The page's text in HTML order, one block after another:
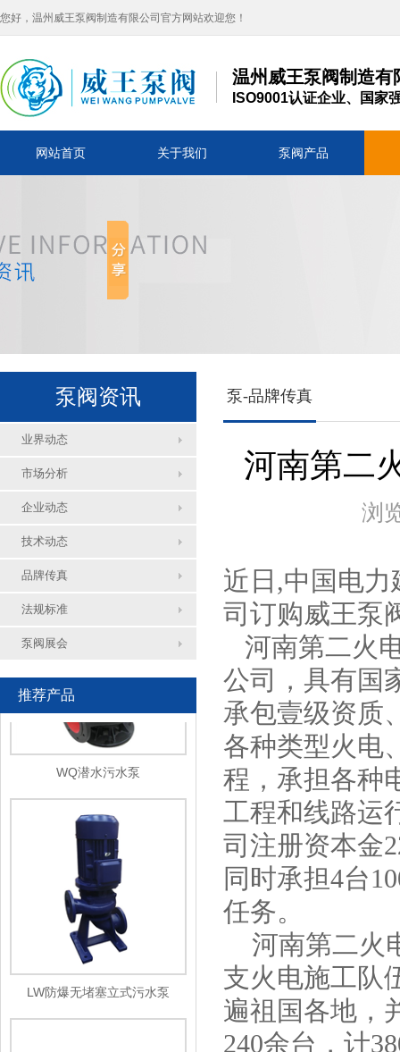
您好，温州威王泵阀制造有限公司官方网站欢迎您！
温州威王泵阀制造有
ISO9001认证企业、国家
网站首页 关于我们 泵阀产品
泵阀资讯
业界动态
市场分析
企业动态
技术动态
品牌传真
法规标准
泵阀展会
推荐产品
GRG型立式高温管道泵
WQ潜水污水泵
LW防爆无堵塞立式污水泵
泵-品牌传真
河南第二
浏
近日,中国电
司订购威王泵
河南第二火
公司，具有国
承包壹级资质
各种类型火电
程，承担各种
工程和线路运
司注册资本金
同时承担4台
任务。
河南第二火
支火电施工队
遍祖国各地，
240余台，计